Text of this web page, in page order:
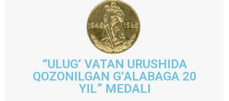
“ULUG‘ VATAN URUSHIDA
QOZONILGAN G‘ALABAGA 20
YIL” MEDALI